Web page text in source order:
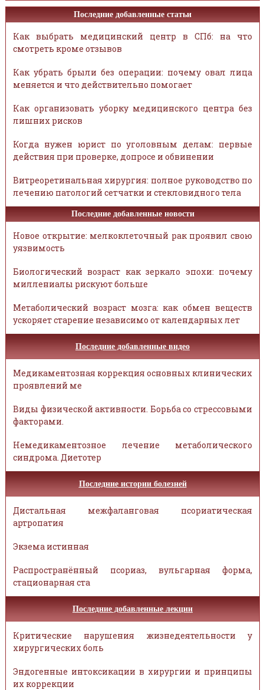
Последние добавленные статьи
Как выбрать медицинский центр в СПб: на что
смотреть кроме отзывов
Как убрать брыли без операции: почему овал лица
меняется и что действительно помогает
Как организовать уборку медицинского центра без
лишних рисков
Когда нужен юрист по уголовным делам: первые
действия при проверке, допросе и обвинении
Витреоретинальная хирургия: полное руководство по
лечению патологий сетчатки и стекловидного тела
Последние добавленные новости
Новое открытие: мелкоклеточный рак проявил свою
уязвимость
Биологический возраст как зеркало эпохи: почему
миллениалы рискуют больше
Метаболический возраст мозга: как обмен веществ
ускоряет старение независимо от календарных лет
Последние добавленные видео
Медикаментозная коррекция основных клинических
проявлений ме
Виды физической активности. Борьба со стрессовыми
факторами.
Немедикаментозное лечение метаболического
синдрома. Диетотер
Последние истории болезней
Дистальная межфаланговая псориатическая
артропатия
Экзема истинная
Распространённый псориаз, вульгарная форма,
стационарная ста
Последние добавленные лекции
Критические нарушения жизнедеятельности у
хирургических боль
Эндогенные интоксикации в хирургии и принципы
их коррекции